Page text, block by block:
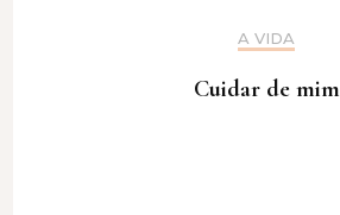
A VIDA
Cuidar de mim